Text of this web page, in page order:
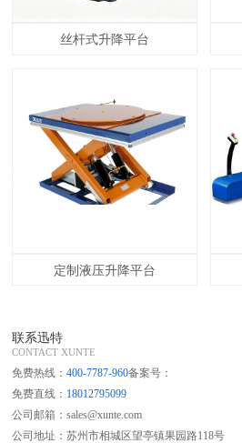
丝杆式升降平台
定制液压升降平台
联系迅特
CONTACT XUNTE
免费热线：400-7787-960备案号：
免费直线： 18012795099
公司邮箱：sales@xunte.com
公司地址：苏州市相城区望亭镇果园路118号